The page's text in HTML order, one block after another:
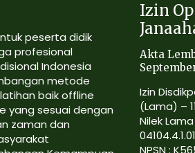
peserta didik
profesional
Indonesia
metode
baik offline
yang sesuai dengan
zaman dan
Izin
Akta
Izin
(Lama) –
Nilek
NPSN :